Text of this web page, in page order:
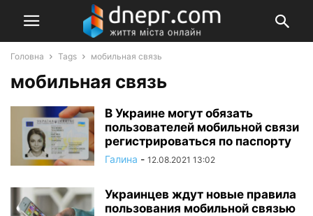
Головна Tags мобильная связь
мобильная связь
В Украине могут обязать
пользователей мобильной связи
регистрироваться по паспорту
Галина - 12.08.2021 13:02
Украинцев ждут новые правила
пользования мобильной связью